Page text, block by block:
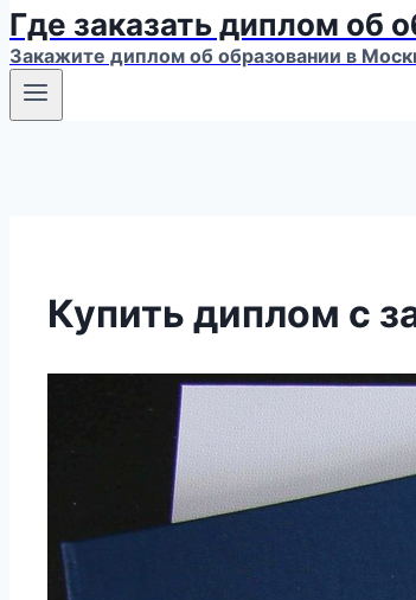
Где заказать диплом об
Закажите диплом об образовании в
Купить диплом с